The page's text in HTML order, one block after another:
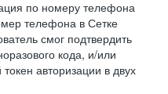
по номеру телефона
телефона в Сетке
смог подтвердить
кода, и/или
авторизации в двух